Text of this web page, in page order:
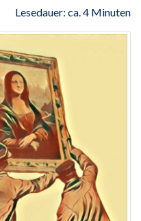
Lesedauer: ca. 4 Minuten